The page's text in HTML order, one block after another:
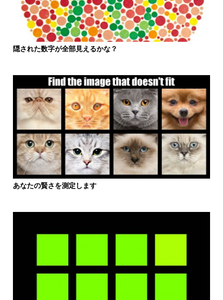
隠された数字が全部見えるかな？
あなたの賢さを測定します